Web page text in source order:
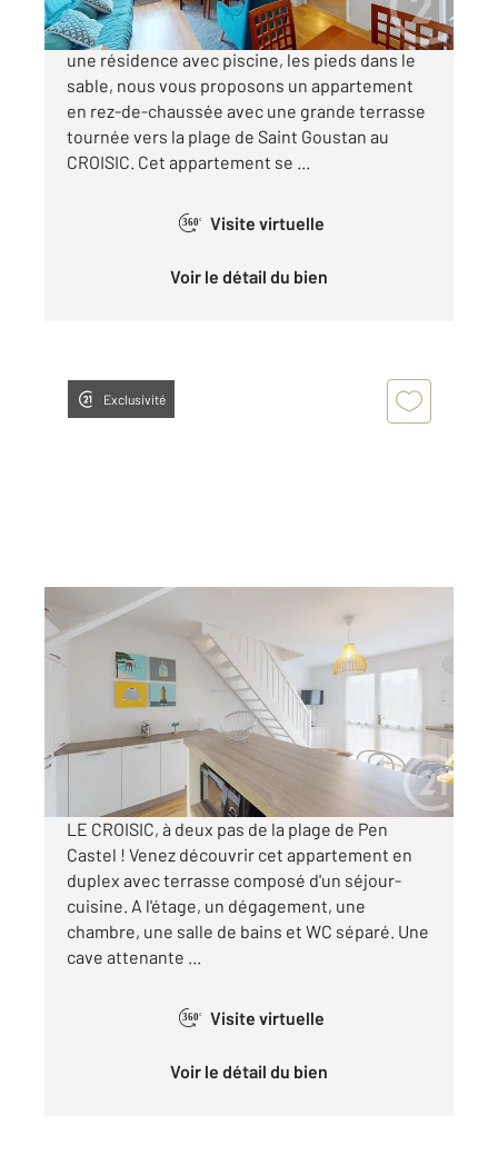
Chez CENTURY 21 et nulle part ailleurs! Dans
une résidence avec piscine, les pieds dans le
sable, nous vous proposons un appartement
en rez-de-chaussée avec une grande terrasse
tournée vers la plage de Saint Goustan au
CROISIC. Cet appartement se ...
360° Visite virtuelle
Voir le détail du bien
Exclusivité
LE CROISIC 44
33,40 m
, 2 pièces
Ref : 1125
Appartement Duplex à vendre
189 900 €
Visiter le site dédié
LE CROISIC, à deux pas de la plage de Pen
Castel ! Venez découvrir cet appartement en
duplex avec terrasse composé d'un séjour-
cuisine. A l'étage, un dégagement, une
chambre, une salle de bains et WC séparé. Une
cave attenante ...
360° Visite virtuelle
Voir le détail du bien